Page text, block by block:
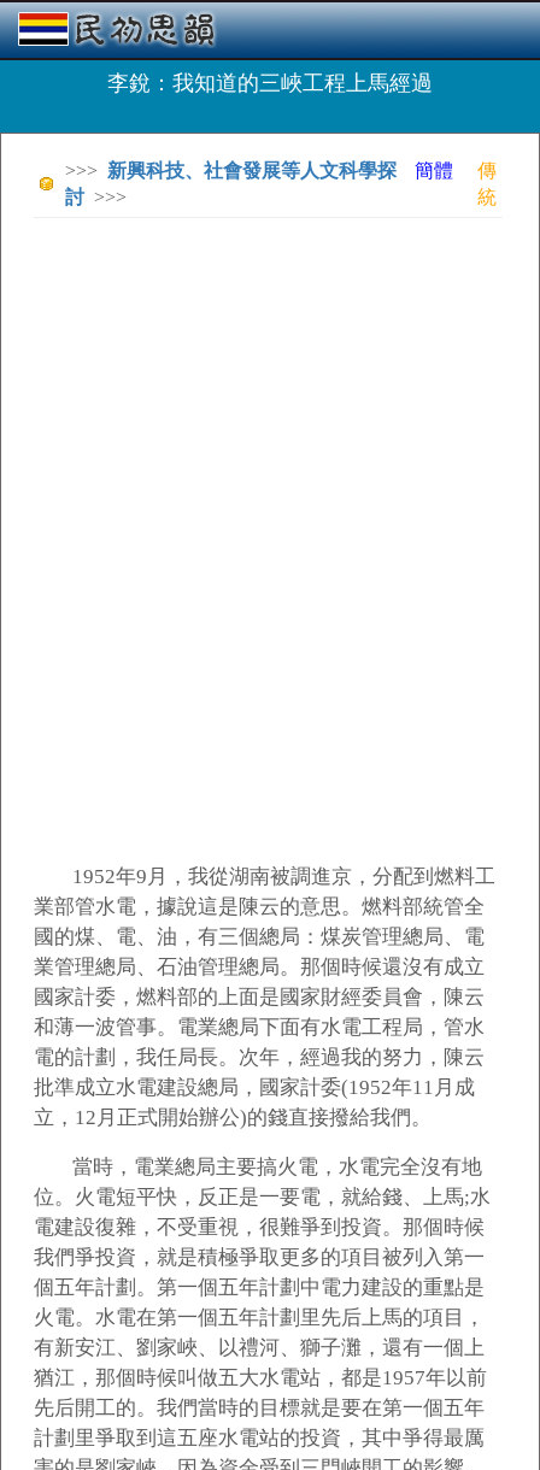
李銳：我知道的三峽工程上馬經過
>>> 新興科技、社會發展等人文科學探
討>>>
簡體
傳
統
1952年9月，我從湖南被調進京，分配到燃料工
業部管水電，據說這是陳云的意思。燃料部統管全
國的煤、電、油，有三個總局：煤炭管理總局、電
業管理總局、石油管理總局。那個時候還沒有成立
國家計委，燃料部的上面是國家財經委員會，陳云
和薄一波管事。電業總局下面有水電工程局，管水
電的計劃，我任局長。次年，經過我的努力，陳云
批準成立水電建設總局，國家計委(1952年11月成
立，12月正式開始辦公)的錢直接撥給我們。
當時，電業總局主要搞火電，水電完全沒有地
位。火電短平快，反正是一要電，就給錢、上馬;水
電建設復雜，不受重視，很難爭到投資。那個時候
我們爭投資，就是積極爭取更多的項目被列入第一
個五年計劃。第一個五年計劃中電力建設的重點是
火電。水電在第一個五年計劃里先后上馬的項目，
有新安江、劉家峽、以禮河、獅子灘，還有一個上
猶江，那個時候叫做五大水電站，都是1957年以前
先后開工的。我們當時的目標就是要在第一個五年
計劃里爭取到這五座水電站的投資，其中爭得最厲